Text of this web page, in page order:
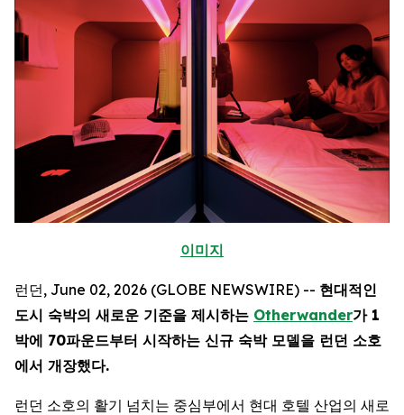
이미지
런던, June 02, 2026 (GLOBE NEWSWIRE) -- 현대적인
도시 숙박의 새로운 기준을 제시하는 Otherwander가 1
박에 70파운드부터 시작하는 신규 숙박 모델을 런던 소호
에서 개장했다.
런던 소호의 활기 넘치는 중심부에서 현대 호텔 산업의 새로